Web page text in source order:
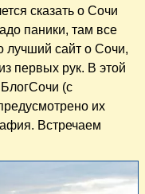
сказать о Сочи
паники, там все
лучший сайт о Сочи,
первых рук. В этой
(с
их
Встречаем